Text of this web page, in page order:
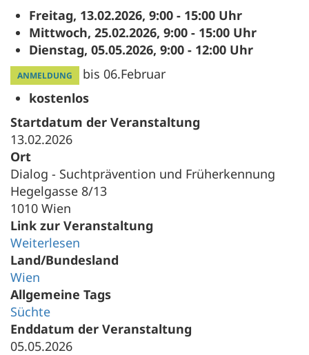
Freitag, 13.02.2026, 9:00 - 15:00 Uhr
Mittwoch, 25.02.2026, 9:00 - 15:00 Uhr
Dienstag, 05.05.2026, 9:00 - 12:00 Uhr
ANMELDUNG
bis 06.Februar
kostenlos
Startdatum der Veranstaltung
13.02.2026
Ort
Dialog - Suchtprävention und Früherkennung
Hegelgasse 8/13
1010 Wien
Link zur Veranstaltung
Weiterlesen
Land/Bundesland
Wien
Allgemeine Tags
Süchte
Enddatum der Veranstaltung
05.05.2026